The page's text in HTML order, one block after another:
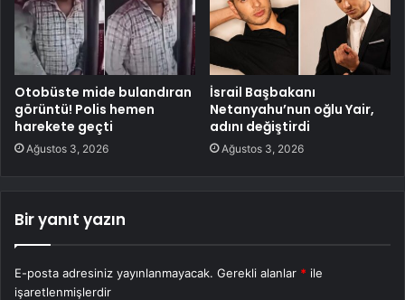
Otobüste mide bulandıran
görüntü! Polis hemen
harekete geçti
Ağustos 3, 2026
İsrail Başbakanı
Netanyahu’nun oğlu Yair,
adını değiştirdi
Ağustos 3, 2026
Bir yanıt yazın
E-posta adresiniz yayınlanmayacak. Gerekli alanlar * ile
işaretlenmişlerdir